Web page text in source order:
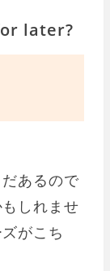
later?
あるので
しれませ
がこち